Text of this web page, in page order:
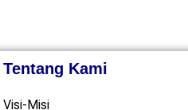
Tentang Kami
Visi-Misi